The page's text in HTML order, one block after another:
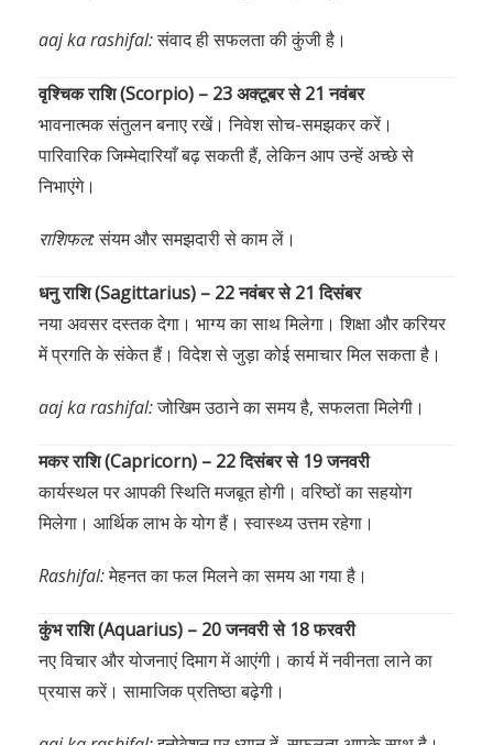
aaj ka rashifal:संवाद ही सफलता की कुंजी है।
वृश्चिक राशि (Scorpio) – 23 अक्टूबर से 21 नवंबर
भावनात्मक संतुलन बनाए रखें। निवेश सोच-समझकर करें।
पारिवारिक जिम्मेदारियाँ बढ़ सकती हैं, लेकिन आप उन्हें अच्छे से
निभाएंगे।
राशिफल:संयम और समझदारी से काम लें।
धनु राशि (Sagittarius) – 22 नवंबर से 21 दिसंबर
नया अवसर दस्तक देगा। भाग्य का साथ मिलेगा। शिक्षा और करियर
में प्रगति के संकेत हैं। विदेश से जुड़ा कोई समाचार मिल सकता है।
aaj ka rashifal:जोखिम उठाने का समय है, सफलता मिलेगी।
मकर राशि (Capricorn) – 22 दिसंबर से 19 जनवरी
कार्यस्थल पर आपकी स्थिति मजबूत होगी। वरिष्ठों का सहयोग
मिलेगा। आर्थिक लाभ के योग हैं। स्वास्थ्य उत्तम रहेगा।
Rashifal:मेहनत का फल मिलने का समय आ गया है।
कुंभ राशि (Aquarius) – 20 जनवरी से 18 फरवरी
नए विचार और योजनाएं दिमाग में आएंगी। कार्य में नवीनता लाने का
प्रयास करें। सामाजिक प्रतिष्ठा बढ़ेगी।